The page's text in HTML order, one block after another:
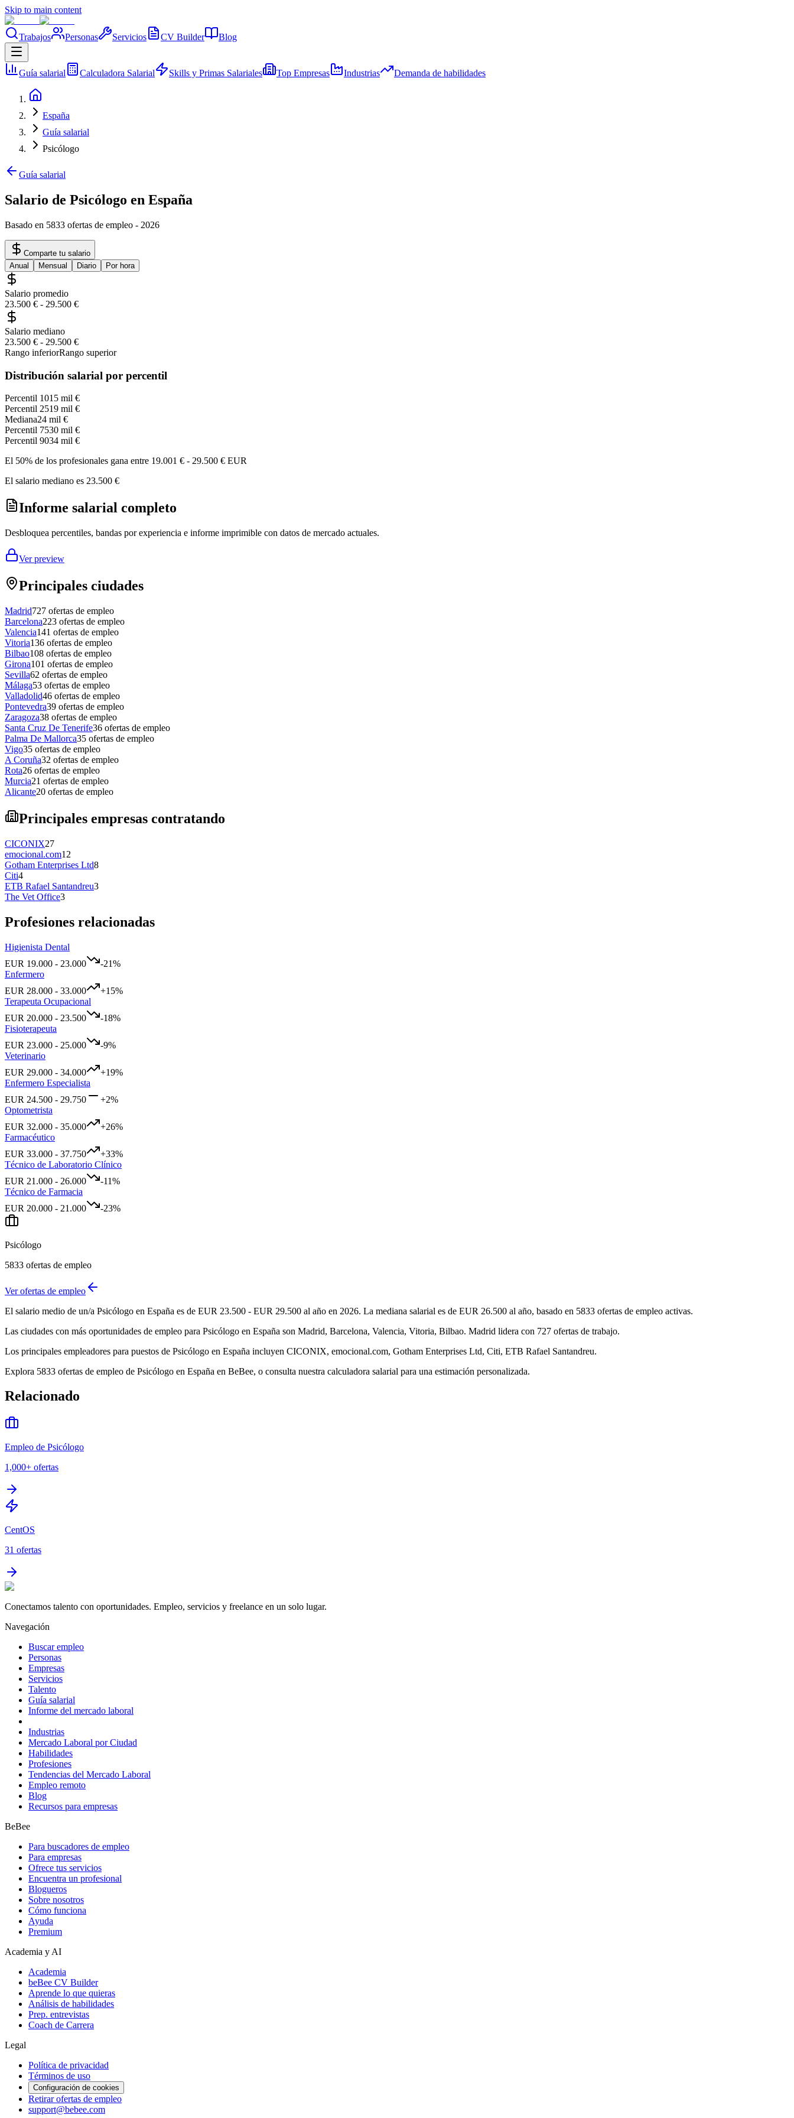
Skip to main content
Trabajos Personas Servicios CV Builder Blog
Guía salarial Calculadora Salarial Skills y Primas Salariales Top Empresas Industrias Demanda de habilidades
España
Guía salarial
Psicólogo
Guía salarial
Salario de Psicólogo en España
Basado en 5833 ofertas de empleo - 2026
Comparte tu salario
Anual
Mensual Diario Por hora
Salario promedio
23.500 € - 29.500 €
Salario mediano
23.500 € - 29.500 €
Rango inferiorRango superior
Distribución salarial por percentil
Percentil 1015 mil €
Percentil 2519 mil €
Mediana24 mil €
Percentil 7530 mil €
Percentil 9034 mil €
El 50% de los profesionales gana entre 19.001 € - 29.500 € EUR
El salario mediano es 23.500 €
Informe salarial completo
Desbloquea percentiles, bandas por experiencia e informe imprimible con datos de mercado actuales.
Ver preview
Principales ciudades
Madrid727 ofertas de empleo
Barcelona223 ofertas de empleo
Valencia141 ofertas de empleo
Vitoria136 ofertas de empleo
Bilbao108 ofertas de empleo
Girona101 ofertas de empleo
Sevilla62 ofertas de empleo
Málaga53 ofertas de empleo
Valladolid46 ofertas de empleo
Pontevedra39 ofertas de empleo
Zaragoza38 ofertas de empleo
Santa Cruz De Tenerife36 ofertas de empleo
Palma De Mallorca35 ofertas de empleo
Vigo35 ofertas de empleo
A Coruña32 ofertas de empleo
Rota26 ofertas de empleo
Murcia21 ofertas de empleo
Alicante20 ofertas de empleo
Principales empresas contratando
CICONIX27
emocional.com12
Gotham Enterprises Ltd8
Citi4
ETB Rafael Santandreu3
The Vet Office3
Profesiones relacionadas
Higienista Dental
EUR 19.000 - 23.000 -21%
Enfermero
EUR 28.000 - 33.000 +15%
Terapeuta Ocupacional
EUR 20.000 - 23.500 -18%
Fisioterapeuta
EUR 23.000 - 25.000 -9%
Veterinario
EUR 29.000 - 34.000 +19%
Enfermero Especialista
EUR 24.500 - 29.750 +2%
Optometrista
EUR 32.000 - 35.000 +26%
Farmacéutico
EUR 33.000 - 37.750 +33%
Técnico de Laboratorio Clínico
EUR 21.000 - 26.000 -11%
Técnico de Farmacia
EUR 20.000 - 21.000 -23%
Psicólogo
5833 ofertas de empleo
Ver ofertas de empleo
El salario medio de un/a Psicólogo en España es de EUR 23.500 - EUR 29.500 al año en 2026. La mediana salarial es de EUR 26.500 al año, basado en 5833 ofertas de empleo activas.
Las ciudades con más oportunidades de empleo para Psicólogo en España son Madrid, Barcelona, Valencia, Vitoria, Bilbao. Madrid lidera con 727 ofertas de trabajo.
Los principales empleadores para puestos de Psicólogo en España incluyen CICONIX, emocional.com, Gotham Enterprises Ltd, Citi, ETB Rafael Santandreu.
Explora 5833 ofertas de empleo de Psicólogo en España en BeBee, o consulta nuestra calculadora salarial para una estimación personalizada.
Relacionado
Empleo de Psicólogo
1,000+ ofertas
CentOS
31 ofertas
Conectamos talento con oportunidades. Empleo, servicios y freelance en un solo lugar.
Navegación
Buscar empleo
Personas
Empresas
Servicios
Talento
Guía salarial
Informe del mercado laboral
Industrias
Mercado Laboral por Ciudad
Habilidades
Profesiones
Tendencias del Mercado Laboral
Empleo remoto
Blog
Recursos para empresas
BeBee
Para buscadores de empleo
Para empresas
Ofrece tus servicios
Encuentra un profesional
Blogueros
Sobre nosotros
Cómo funciona
Ayuda
Premium
Academia y AI
Academia
beBee CV Builder
Aprende lo que quieras
Análisis de habilidades
Prep. entrevistas
Coach de Carrera
Legal
Política de privacidad
Términos de uso
Configuración de cookies
Retirar ofertas de empleo
support@bebee.com